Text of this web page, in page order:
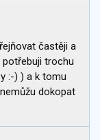
častěji a
trochu
:-) ) a k tomu
dokopat